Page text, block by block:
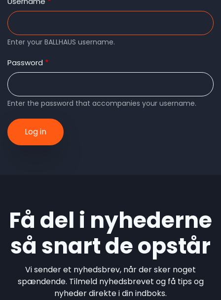
Enter your BALLHAUS username.
Password
Enter the password that accompanies your username.
Få del i nyhederne
så snart de opstår
Vi sender et nyhedsbrev, når der sker noget
spændende. Tilmeld nyhedsbrevet og få tips og
nyheder direkte i din indboks.